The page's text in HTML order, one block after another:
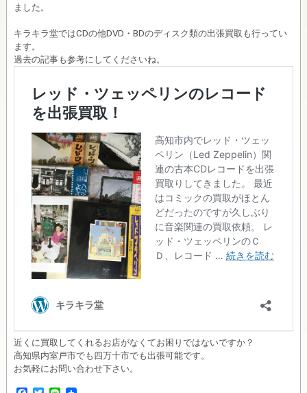
ました。
キラキラ堂ではCDの他DVD・BDのディスク類の出張買取も行ってい
ます。
過去の記事も参考にしてくださいね。
近くに買取してくれるお店がなくてお困りではないですか？
高知県内室戸市でも四万十市でも出張可能です。
お気軽にお問い合わせ下さい。